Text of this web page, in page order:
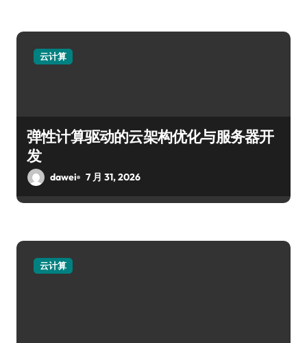
云计算
弹性计算驱动的云架构优化与服务器开
发
dawei 7 月 31, 2026
云计算